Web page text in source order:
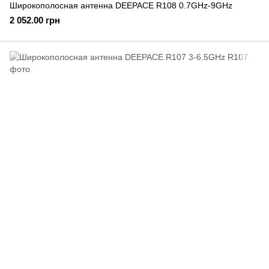
Широкополосная антенна DEEPACE R108 0.7GHz-9GHz
2 052.00 грн